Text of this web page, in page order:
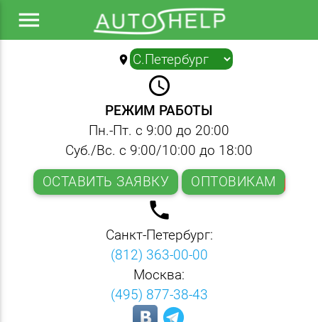
menu
location_on ▼
query_builder
РЕЖИМ РАБОТЫ
Пн.-Пт. с 9:00 до 20:00
Суб./Вс. с 9:00/10:00 до 18:00
ОСТАВИТЬ ЗАЯВКУ
ОПТОВИКАМ
local_phone
Санкт-Петербург:
(812) 363-00-00
Москва:
(495) 877-38-43